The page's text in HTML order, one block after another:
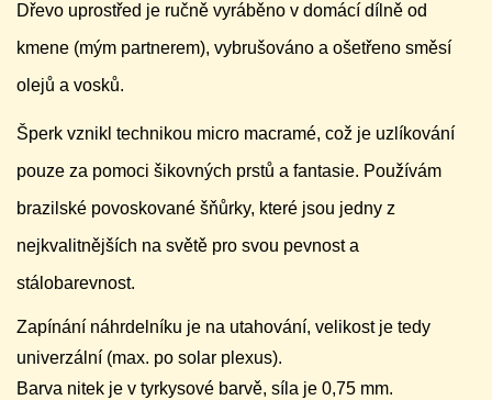
Dřevo uprostřed je ručně vyráběno v domácí dílně od
kmene (mým partnerem), vybrušováno a ošetřeno směsí
olejů a vosků.
Šperk vznikl technikou micro macramé, což je uzlíkování
pouze za pomoci šikovných prstů a fantasie. Používám
brazilské povoskované šňůrky, které jsou jedny z
nejkvalitnějších na světě pro svou pevnost a
stálobarevnost.
Zapínání náhrdelníku je na utahování, velikost je tedy
univerzální (max. po solar plexus).
Barva nitek je v tyrkysové barvě, síla je 0,75 mm.